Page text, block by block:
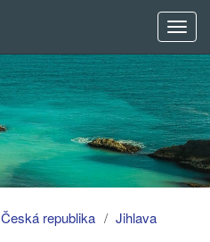
menu
Česká republika
Jihlava